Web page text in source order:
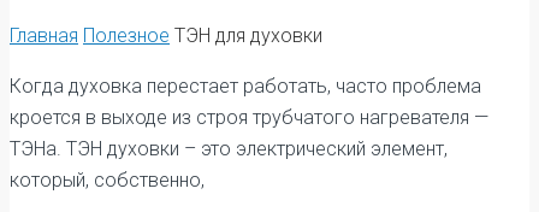
Главная Полезное ТЭН для духовки
Когда духовка перестает работать, часто проблема
кроется в выходе из строя трубчатого нагревателя —
ТЭНа. ТЭН духовки – это электрический элемент,
который, собственно,